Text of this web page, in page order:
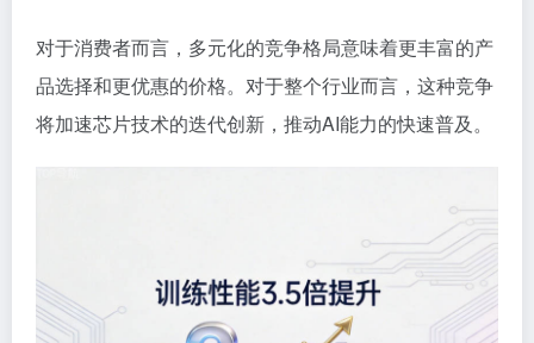
对于消费者而言，多元化的竞争格局意味着更丰富的产
品选择和更优惠的价格。对于整个行业而言，这种竞争
将加速芯片技术的迭代创新，推动AI能力的快速普及。